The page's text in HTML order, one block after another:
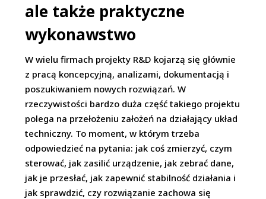
ale także praktyczne
wykonawstwo
W wielu firmach projekty R&D kojarzą się głównie
z pracą koncepcyjną, analizami, dokumentacją i
poszukiwaniem nowych rozwiązań. W
rzeczywistości bardzo duża część takiego projektu
polega na przełożeniu założeń na działający układ
techniczny. To moment, w którym trzeba
odpowiedzieć na pytania: jak coś zmierzyć, czym
sterować, jak zasilić urządzenie, jak zebrać dane,
jak je przesłać, jak zapewnić stabilność działania i
jak sprawdzić, czy rozwiązanie zachowa się